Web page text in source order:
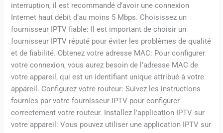
interruption, il est recommandé d’avoir une connexion
Internet haut débit d’au moins 5 Mbps. Choisissez un
fournisseur IPTV fiable: Il est important de choisir un
fournisseur IPTV réputé pour éviter les problèmes de qualité
et de fiabilité. Obtenez votre adresse MAC: Pour configurer
votre connexion, vous aurez besoin de l’adresse MAC de
votre appareil, qui est un identifiant unique attribué à votre
appareil. Configurez votre routeur: Suivez les instructions
fournies par votre fournisseur IPTV pour configurer
correctement votre routeur. Installez l’application IPTV sur
votre appareil: Vous pouvez utiliser une application IPTV sur